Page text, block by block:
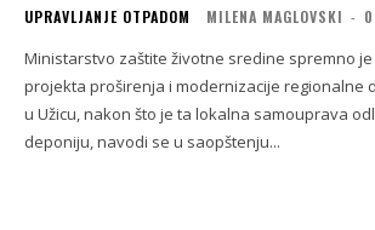
UPRAVLJANJE OTPADOM MILENA MAGLOVSKI -
Ministarstvo zaštite životne sredine spremno
projekta proširenja i modernizacije regionalne
u Užicu, nakon što je ta lokalna samouprava
deponiju, navodi se u saopštenju...